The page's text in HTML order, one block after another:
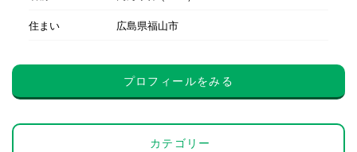
住まい
広島県福山市
プロフィールをみる
カテゴリー